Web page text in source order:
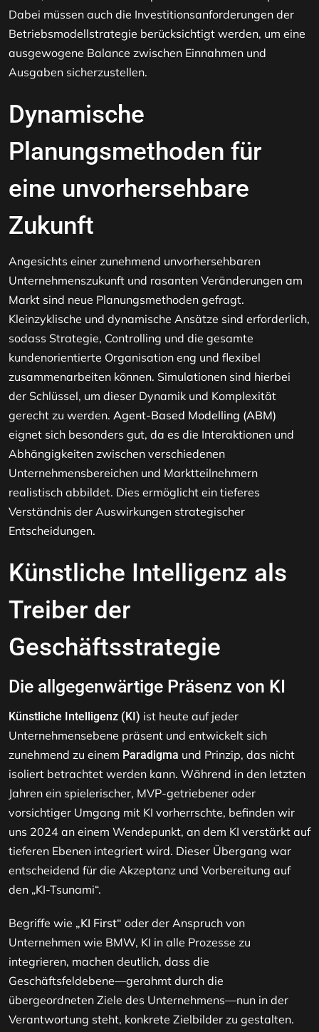
Dabei müssen auch die Investitionsanforderungen der
Betriebsmodellstrategie berücksichtigt werden, um eine
ausgewogene Balance zwischen Einnahmen und
Ausgaben sicherzustellen.
Dynamische
Planungsmethoden für
eine unvorhersehbare
Zukunft
Angesichts einer zunehmend unvorhersehbaren
Unternehmenszukunft und rasanten Veränderungen am
Markt sind neue Planungsmethoden gefragt.
Kleinzyklische und dynamische Ansätze sind erforderlich,
sodass Strategie, Controlling und die gesamte
kundenorientierte Organisation eng und flexibel
zusammenarbeiten können. Simulationen sind hierbei
der Schlüssel, um dieser Dynamik und Komplexität
gerecht zu werden. Agent-Based Modelling (ABM)
eignet sich besonders gut, da es die Interaktionen und
Abhängigkeiten zwischen verschiedenen
Unternehmensbereichen und Marktteilnehmern
realistisch abbildet. Dies ermöglicht ein tieferes
Verständnis der Auswirkungen strategischer
Entscheidungen.
Künstliche Intelligenz als
Treiber der
Geschäftsstrategie
Die allgegenwärtige Präsenz von KI
Künstliche Intelligenz (KI) ist heute auf jeder
Unternehmensebene präsent und entwickelt sich
zunehmend zu einem Paradigma und Prinzip, das nicht
isoliert betrachtet werden kann. Während in den letzten
Jahren ein spielerischer, MVP-getriebener oder
vorsichtiger Umgang mit KI vorherrschte, befinden wir
uns 2024 an einem Wendepunkt, an dem KI verstärkt auf
tieferen Ebenen integriert wird. Dieser Übergang war
entscheidend für die Akzeptanz und Vorbereitung auf
den „KI-Tsunami“.
Begriffe wie „KI First“ oder der Anspruch von
Unternehmen wie BMW, KI in alle Prozesse zu
integrieren, machen deutlich, dass die
Geschäftsfeldebene—gerahmt durch die
übergeordneten Ziele des Unternehmens—nun in der
Verantwortung steht, konkrete Zielbilder zu gestalten.